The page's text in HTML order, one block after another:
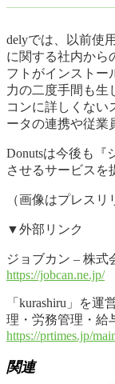
delyでは、以前使
に関する社内から
フトがインストー
力の二度手間も生
コンに詳しくない
ータの連携や従業
Donutsは今後も『
させるサービスを
（画像はプレスリ
▼外部リンク
ジョブカン – 株式
https://jobcan.ne.jp/
「kurashiru」を
理・労務管理・給
https://prtimes.jp/
関連